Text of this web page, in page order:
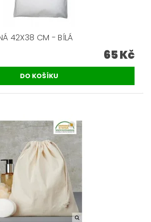
42X38 CM - BÍLÁ
65 Kč